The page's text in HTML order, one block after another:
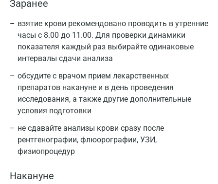
Заранее
взятие крови рекомендовано проводить в утренние
часы с 8.00 до 11.00. Для проверки динамики
показателя каждый раз выбирайте одинаковые
интервалы сдачи анализа
обсудите с врачом прием лекарственных
препаратов накануне и в день проведения
исследования, а также другие дополнительные
условия подготовки
не сдавайте анализы крови сразу после
рентгенографии, флюорографии, УЗИ,
физиопроцедур
Накануне